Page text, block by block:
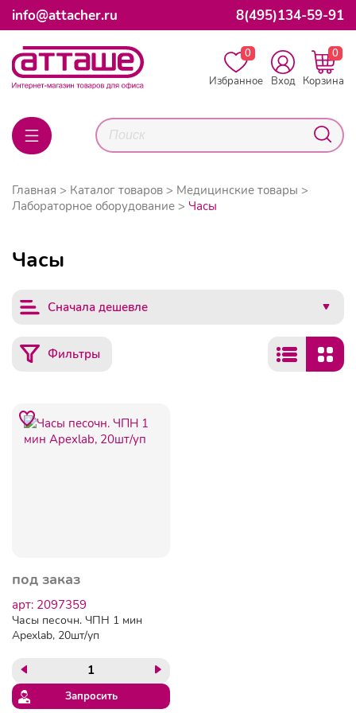
info@attacher.ru 8(495)134-59-91
0
Избранное
Вход
0
Корзина
Главная Каталог товаров
Медицинские товары
Лабораторное оборудование
Часы
Часы
Сначала дешевле
Фильтры
под заказ
арт: 2097359
Часы песочн. ЧПН 1 мин
Apexlab, 20шт/уп
Запросить